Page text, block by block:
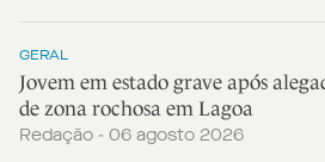
GERAL
Jovem em estado grave após
de zona rochosa em Lagoa
Redação - 06 agosto 2026